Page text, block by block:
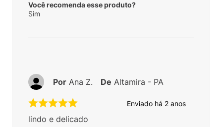
Você recomenda esse produto?
Sim
Enviado há 2 anos
lindo e delicado
Por Ana Z. De Altamira - PA